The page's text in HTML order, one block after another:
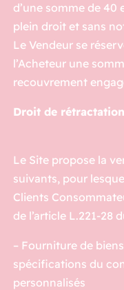
d’une somme de 40
plein droit et sans
Le Vendeur se
l’Acheteur une
recouvrement
Droit de rétractation
Le Site propose la
suivants, pour
Clients
de l’article L.221-28
– Fourniture de
spécifications du
personnalisés